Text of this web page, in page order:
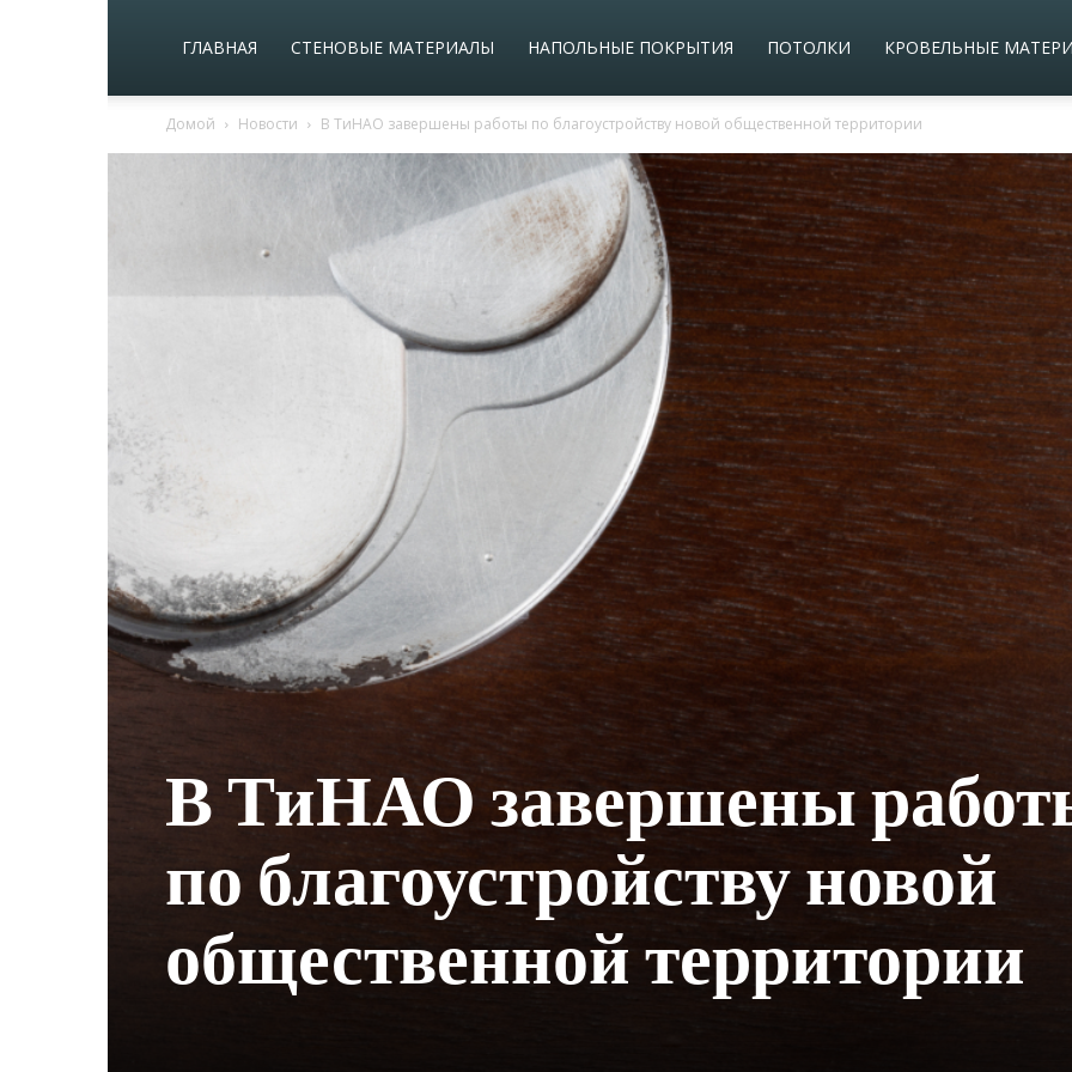
ГЛАВНАЯ СТЕНОВЫЕ МАТЕРИАЛЫ НАПОЛЬНЫЕ ПОКРЫТИЯ ПОТОЛКИ КРОВЕЛЬНЫЕ
Домой Новости В ТиНАО завершены работы по благоустройству новой общественной территории
В ТиНАО завершены
по благоустройству новой
общественной территории